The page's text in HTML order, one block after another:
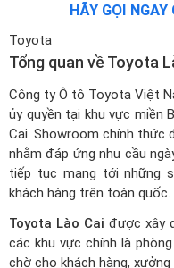
HÃY GỌI NGAY
Toyota
Tổng quan về Toyota
Công ty Ô tô Toyota Việt
ủy quyền tại khu vực miền
Cai. Showroom chính thức
nhằm đáp ứng nhu cầu
tiếp tục mang tới những
khách hàng trên toàn quốc.
Toyota Lào Cai được xây
các khu vực chính là
chờ cho khách hàng,